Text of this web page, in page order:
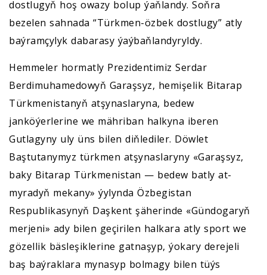
dostlugyň hoş owazy bolup ýaňlandy. Soňra
bezelen sahnada “Türkmen-özbek dostlugy” atly
baýramçylyk dabarasy ýaýbaňlandyryldy.
Hemmeler hormatly Prezidentimiz Serdar
Berdimuhamedowyň Garaşsyz, hemişelik Bitarap
Türkmenistanyň atşynaslaryna, bedew
janköýerlerine we mähriban halkyna iberen
Gutlagyny uly üns bilen diňlediler. Döwlet
Baştutanymyz türkmen atşynaslaryny «Garaşsyz,
baky Bitarap Türkmenistan — bedew batly at-
myradyň mekany» ýylynda Özbegistan
Respublikasynyň Daşkent şäherinde «Gündogaryň
merjeni» ady bilen geçirilen halkara atly sport we
gözellik bäsleşiklerine gatnaşyp, ýokary derejeli
baş baýraklara mynasyp bolmagy bilen tüýs